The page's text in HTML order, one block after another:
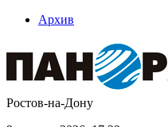
Архив
Ростов-на-Дону